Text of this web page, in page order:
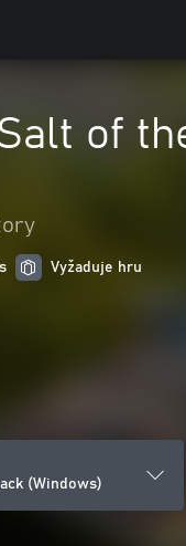
of
Vyžaduje hru
(Windows)